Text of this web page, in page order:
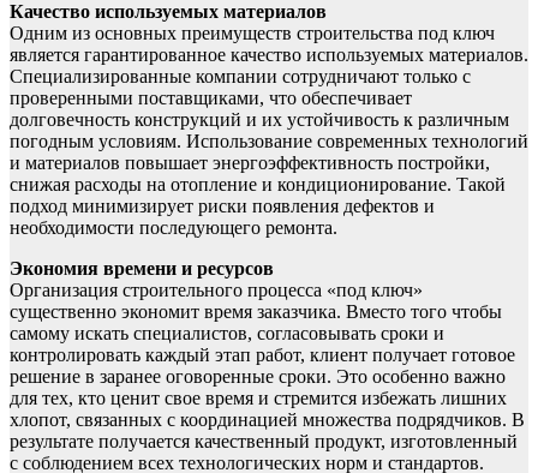
Качество используемых материалов
Одним из основных преимуществ строительства под ключ
является гарантированное качество используемых материалов.
Специализированные компании сотрудничают только с
проверенными поставщиками, что обеспечивает
долговечность конструкций и их устойчивость к различным
погодным условиям. Использование современных технологий
и материалов повышает энергоэффективность постройки,
снижая расходы на отопление и кондиционирование. Такой
подход минимизирует риски появления дефектов и
необходимости последующего ремонта.
Экономия времени и ресурсов
Организация строительного процесса «под ключ»
существенно экономит время заказчика. Вместо того чтобы
самому искать специалистов, согласовывать сроки и
контролировать каждый этап работ, клиент получает готовое
решение в заранее оговоренные сроки. Это особенно важно
для тех, кто ценит свое время и стремится избежать лишних
хлопот, связанных с координацией множества подрядчиков. В
результате получается качественный продукт, изготовленный
с соблюдением всех технологических норм и стандартов.